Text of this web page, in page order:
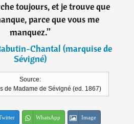
toujours, et je trouve que
parce que vous me
manquez.”
Chantal (marquise de
Sévigné)
Source:
de Madame de Sévigné (ed. 1867)
WhatsApp Image